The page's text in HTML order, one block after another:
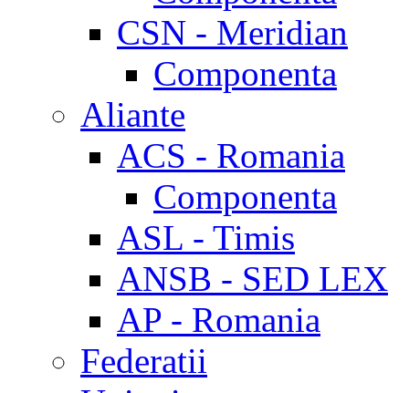
CSN - Meridian
Componenta
Aliante
ACS - Romania
Componenta
ASL - Timis
ANSB - SED LEX
AP - Romania
Federatii